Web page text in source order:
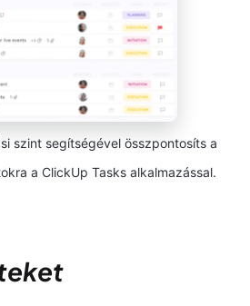
szint segítségével összpontosíts a
a ClickUp Tasks alkalmazással.